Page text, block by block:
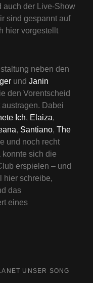
auch der Live-Show
sind gespannt auf
hier vorgestellt
neben den
und Janin
den Vorentscheid
Dabei
Ich, Elaiza,
, Santiano, The
und noch recht
sich die
erspielen – und
hier schreibe,
das
eines
UNSER SONG